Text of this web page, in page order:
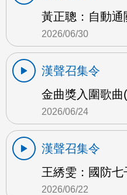
黃正聰：自動通
2026/06/30
漢聲召集令
金曲獎入圍歌曲
2026/06/24
漢聲召集令
王綉雯：國防
2026/06/22